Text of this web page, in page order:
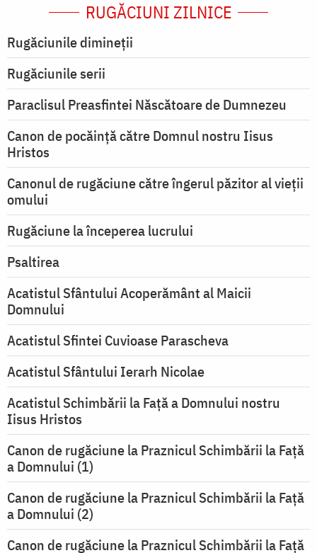
RUGĂCIUNI ZILNICE
Rugăciunile dimineții
Rugăciunile serii
Paraclisul Preasfintei Născătoare de Dumnezeu
Canon de pocăință către Domnul nostru Iisus
Hristos
Canonul de rugăciune către îngerul păzitor al vieții
omului
Rugăciune la începerea lucrului
Psaltirea
Acatistul Sfântului Acoperământ al Maicii
Domnului
Acatistul Sfintei Cuvioase Parascheva
Acatistul Sfântului Ierarh Nicolae
Acatistul Schimbării la Faţă a Domnului nostru
Iisus Hristos
Canon de rugăciune la Praznicul Schimbării la Faţă
a Domnului (1)
Canon de rugăciune la Praznicul Schimbării la Faţă
a Domnului (2)
Canon de rugăciune la Praznicul Schimbării la Față